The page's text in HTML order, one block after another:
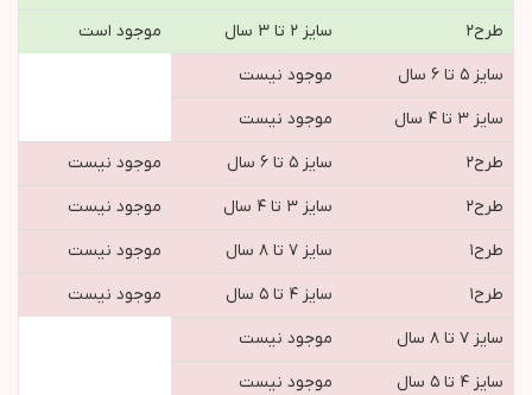
طرح٢
سایز ۲ تا ۳ سال
موجود است
سایز ۵ تا ۶ سال
موجود نیست
سایز ۳ تا ۴ سال
موجود نیست
طرح٢
سایز ۵ تا ۶ سال
موجود نیست
طرح٢
سایز ۳ تا ۴ سال
موجود نیست
طرح١
سایز ۷ تا ۸ سال
موجود نیست
طرح١
سایز ۴ تا ۵ سال
موجود نیست
سایز ۷ تا ۸ سال
موجود نیست
سایز ۴ تا ۵ سال
موجود نیست